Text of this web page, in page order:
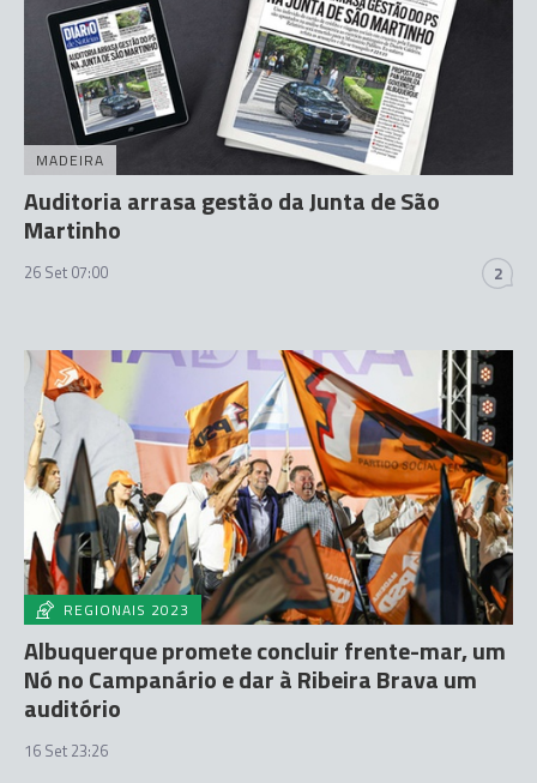
MADEIRA
Auditoria arrasa gestão da Junta de São
Martinho
26 Set 07:00 2
REGIONAIS 2023
Albuquerque promete concluir frente-mar, um
Nó no Campanário e dar à Ribeira Brava um
auditório
16 Set 23:26